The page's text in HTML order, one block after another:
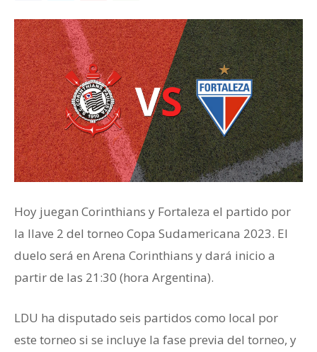
Hoy juegan Corinthians y Fortaleza el partido por
la llave 2 del torneo Copa Sudamericana 2023. El
duelo será en Arena Corinthians y dará inicio a
partir de las 21:30 (hora Argentina).
LDU ha disputado seis partidos como local por
este torneo si se incluye la fase previa del torneo, y